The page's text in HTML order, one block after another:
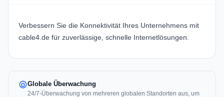
Verbessern Sie die Konnektivität Ihres Unternehmens mit
cable4.de für zuverlässige, schnelle Internetlösungen.
Globale Überwachung
24/7-Überwachung von mehreren globalen Standorten aus, um